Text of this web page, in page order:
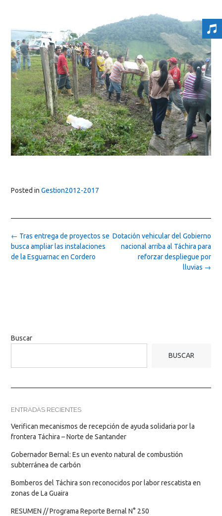
Posted in Gestion2012-2017
Post
navigation
Dotación vehicular del Gobierno
nacional arriba al Táchira para
reforzar despliegue por
lluvias →
← Tras entrega de proyectos se
busca ampliar las instalaciones
de la Esguarnac en Cordero
Buscar
BUSCAR
ENTRADAS RECIENTES
Verifican mecanismos de recepción de ayuda solidaria por la
frontera Táchira – Norte de Santander
Gobernador Bernal: Es un evento natural de combustión
subterránea de carbón
Bomberos del Táchira son reconocidos por labor rescatista en
zonas de La Guaira
RESUMEN // Programa Reporte Bernal N° 250